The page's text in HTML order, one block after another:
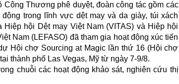
Thương phê duyệt, đoàn công tác gồm các
trong lĩnh vực dệt may và da giày, túi xách
hội Dệt may Việt Nam (VITAS) và Hiệp hội
Nam (LEFASO) đã tham gia hoạt động xúc tiến
Hội chợ Sourcing at Magic lần thứ 16 (Hội chợ
thành phố Las Vegas, Mỹ từ ngày 7-9/8.
chuỗi các hoạt động khảo sát, nghiên cứu thị